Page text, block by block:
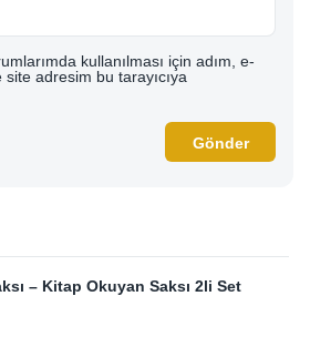
kullanılması için adım, e-
adresim bu tarayıcıya
– Kitap Okuyan Saksı 2li Set